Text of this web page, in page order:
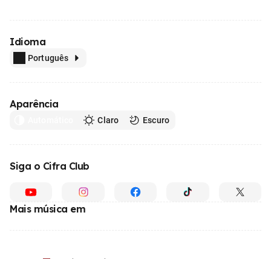
Idioma
Português
Aparência
Claro Escuro
Siga o Cifra Club
Mais música em